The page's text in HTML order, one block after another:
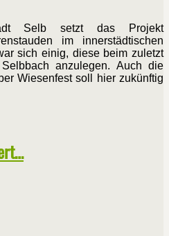
Selb setzt das Projekt
im innerstädtischen
sich einig, diese beim zuletzt
anzulegen. Auch die
Wiesenfest soll hier zukünftig